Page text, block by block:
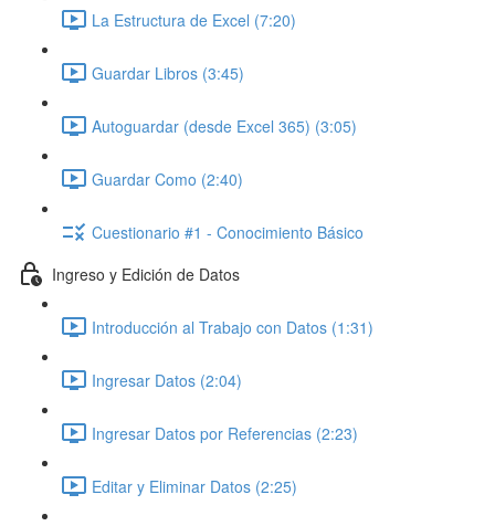
La Estructura de Excel (7:20)
Guardar Libros (3:45)
Autoguardar (desde Excel 365) (3:05)
Guardar Como (2:40)
Cuestionario #1 - Conocimiento Básico
Ingreso y Edición de Datos
Introducción al Trabajo con Datos (1:31)
Ingresar Datos (2:04)
Ingresar Datos por Referencias (2:23)
Editar y Eliminar Datos (2:25)